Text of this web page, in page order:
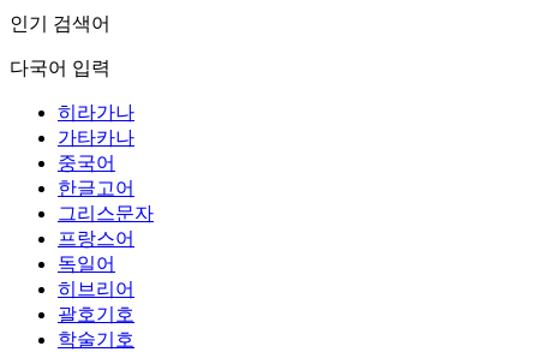
인기 검색어
다국어 입력
히라가나
가타카나
중국어
한글고어
그리스문자
프랑스어
독일어
히브리어
괄호기호
학술기호